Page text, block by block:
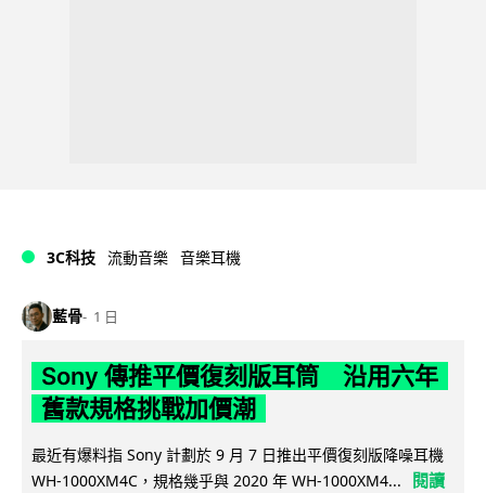
3C科技 流動音樂 音樂耳機
藍骨 1 日
Sony 傳推平價復刻版耳筒 沿用六年
舊款規格挑戰加價潮
最近有爆料指 Sony 計劃於 9 月 7 日推出平價復刻版降噪耳機
WH-1000XM4C，規格幾乎與 2020 年 WH-1000XM4...
閱讀